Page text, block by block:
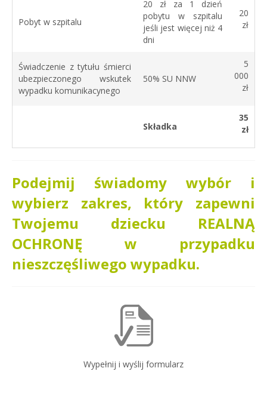
Pobyt w szpitalu
20 zł za 1 dzień
pobytu w szpitalu
jeśli jest więcej niż 4
dni
20
zł
Świadczenie z tytułu śmierci
ubezpieczonego wskutek
wypadku komunikacynego
50% SU NNW
5
000
zł
Składka
35
zł
Podejmij świadomy wybór i
wybierz zakres, który zapewni
Twojemu dziecku REALNĄ
OCHRONĘ w przypadku
nieszczęśliwego wypadku.
Wypełnij i wyślij formularz